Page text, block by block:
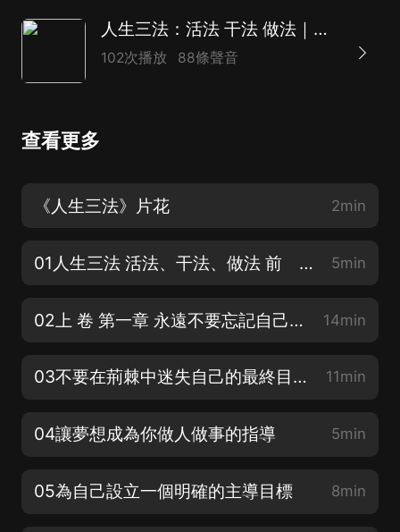
人生三法：活法 干法 做法｜人生成功與幸福的三大秘訣｜生活智慧、人生哲學
102次播放 88條聲音
查看更多
《人生三法》片花 2min
01人生三法 活法、干法、做法 前 言 5min
02上 卷 第一章 永遠不要忘記自己的夢 夢想是成功者的必備行囊 14min
03不要在荊棘中迷失自己的最終目標 11min
04讓夢想成為你做人做事的指導 5min
05為自己設立一個明確的主導目標 8min